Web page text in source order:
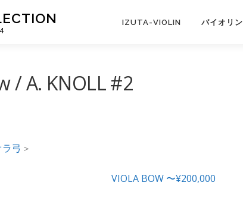
IZUTA-VIOLIN バイオリン
/ A. KNOLL #2
弓 ＞
VIOLA BOW 〜¥200,000